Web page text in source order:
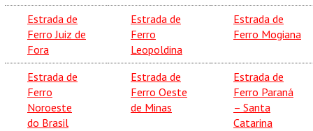
Estrada de
Ferro Juiz de
Fora
Estrada de
Ferro
Leopoldina
Estrada de
Ferro Mogiana
Estrada de
Ferro
Noroeste
do Brasil
Estrada de
Ferro Oeste
de Minas
Estrada de
Ferro Paraná
– Santa
Catarina